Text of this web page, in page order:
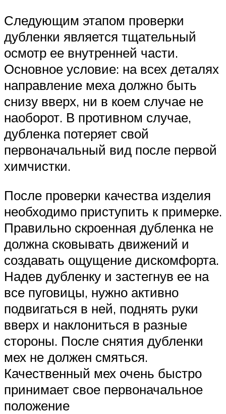
Следующим этапом проверки
дубленки является тщательный
осмотр ее внутренней части.
Основное условие: на всех деталях
направление меха должно быть
снизу вверх, ни в коем случае не
наоборот. В противном случае,
дубленка потеряет свой
первоначальный вид после первой
химчистки.
После проверки качества изделия
необходимо приступить к примерке.
Правильно скроенная дубленка не
должна сковывать движений и
создавать ощущение дискомфорта.
Надев дубленку и застегнув ее на
все пуговицы, нужно активно
подвигаться в ней, поднять руки
вверх и наклониться в разные
стороны. После снятия дубленки
мех не должен смяться.
Качественный мех очень быстро
принимает свое первоначальное
положение